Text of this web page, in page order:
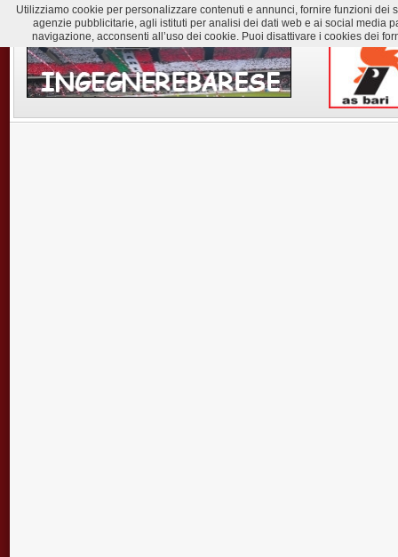
Utilizziamo cookie per personalizzare contenuti e annunci, fornire funzioni
agenzie pubblicitarie, agli istituti per analisi dei dati web e ai social media
navigazione, acconsenti all’uso dei cookie. Puoi disattivare i cookies dei